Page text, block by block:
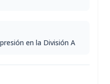
en la División A